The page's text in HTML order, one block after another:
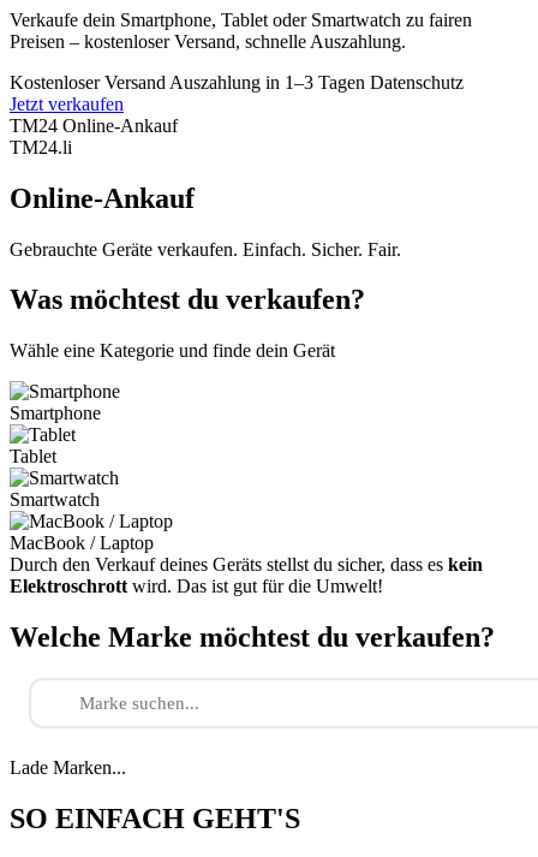
Verkaufe dein Smartphone, Tablet oder Smartwatch zu fairen
Preisen – kostenloser Versand, schnelle Auszahlung.
Kostenloser Versand Auszahlung in 1–3 Tagen Datenschutz
Jetzt verkaufen
TM24 Online-Ankauf
TM24.li
Online-Ankauf
Gebrauchte Geräte verkaufen. Einfach. Sicher. Fair.
Was möchtest du verkaufen?
Wähle eine Kategorie und finde dein Gerät
Smartphone
Tablet
Smartwatch
MacBook / Laptop
Durch den Verkauf deines Geräts stellst du sicher, dass es kein
Elektroschrott wird. Das ist gut für die Umwelt!
Welche Marke möchtest du verkaufen?
Lade Marken...
SO EINFACH GEHT'S